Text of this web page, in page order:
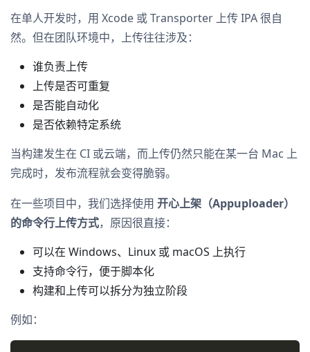
在单人开发时，用 Xcode 或 Transporter 上传 IPA 很自
然。但在团队环境中，上传往往涉及：
谁负责上传
上传是否可重复
是否能自动化
是否依赖特定系统
当构建发生在 CI 或云端，而上传仍然只能在某一台 Mac 上
完成时，发布流程就会变得脆弱。
在一些项目中，我们选择使用 开心上架（Appuploader）
的命令行上传方式，原因很直接：
可以在 Windows、Linux 或 macOS 上执行
支持命令行，便于脚本化
构建和上传可以拆分为独立阶段
例如：